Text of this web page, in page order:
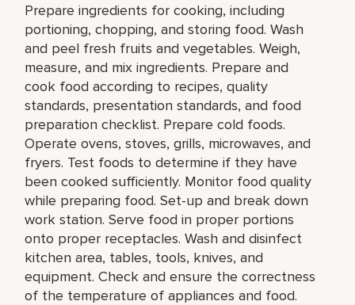
Prepare ingredients for cooking, including
portioning, chopping, and storing food. Wash
and peel fresh fruits and vegetables. Weigh,
measure, and mix ingredients. Prepare and
cook food according to recipes, quality
standards, presentation standards, and food
preparation checklist. Prepare cold foods.
Operate ovens, stoves, grills, microwaves, and
fryers. Test foods to determine if they have
been cooked sufficiently. Monitor food quality
while preparing food. Set-up and break down
work station. Serve food in proper portions
onto proper receptacles. Wash and disinfect
kitchen area, tables, tools, knives, and
equipment. Check and ensure the correctness
of the temperature of appliances and food.